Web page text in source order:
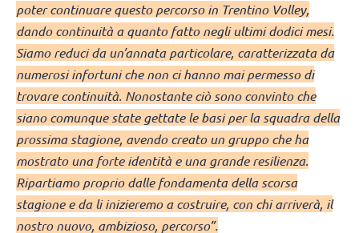
poter continuare questo percorso in Trentino Volley,
dando continuità a quanto fatto negli ultimi dodici mesi.
Siamo reduci da un’annata particolare, caratterizzata da
numerosi infortuni che non ci hanno mai permesso di
trovare continuità. Nonostante ciò sono convinto che
siano comunque state gettate le basi per la squadra della
prossima stagione, avendo creato un gruppo che ha
mostrato una forte identità e una grande resilienza.
Ripartiamo proprio dalle fondamenta della scorsa
stagione e da li inizieremo a costruire, con chi arriverà, il
nostro nuovo, ambizioso, percorso”.